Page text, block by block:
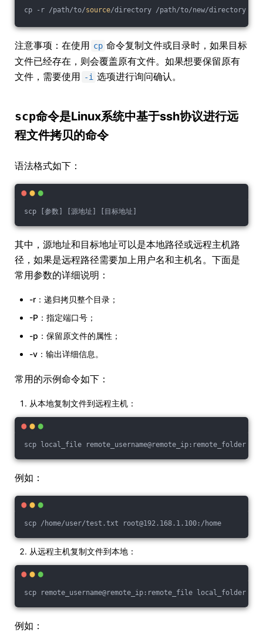
cp -r /path/to/source/directory /path/to/new/directory
注意事项：在使用 cp 命令复制文件或目录时，如果目标
文件已经存在，则会覆盖原有文件。如果想要保留原有
文件，需要使用 -i 选项进行询问确认。
scp命令是Linux系统中基于ssh协议进行远
程文件拷贝的命令
语法格式如下：
scp [参数] [源地址] [目标地址]
其中，源地址和目标地址可以是本地路径或远程主机路
径，如果是远程路径需要加上用户名和主机名。下面是
常用参数的详细说明：
-r：递归拷贝整个目录；
-P：指定端口号；
-p：保留原文件的属性；
-v：输出详细信息。
常用的示例命令如下：
从本地复制文件到远程主机：
scp local_file remote_username@remote_ip:remote_folder
例如：
scp /home/user/test.txt root@192.168.1.100:/home
从远程主机复制文件到本地：
scp remote_username@remote_ip:remote_file local_folder
例如：